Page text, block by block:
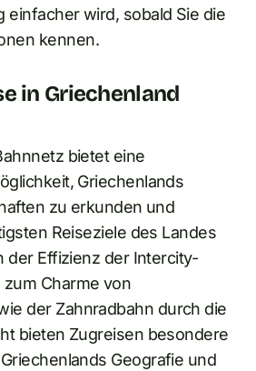
einfacher wird, sobald Sie die
kennen.
in Griechenland
bietet eine
Griechenlands
zu erkunden und
Reiseziele des Landes
der Effizienz der Intercity-
Charme von
der Zahnradbahn durch die
bieten Zugreisen besondere
Geografie und